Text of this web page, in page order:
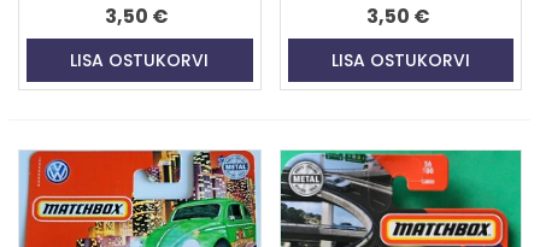
3,50 €
LISA OSTUKORVI
3,50 €
LISA OSTUKORVI